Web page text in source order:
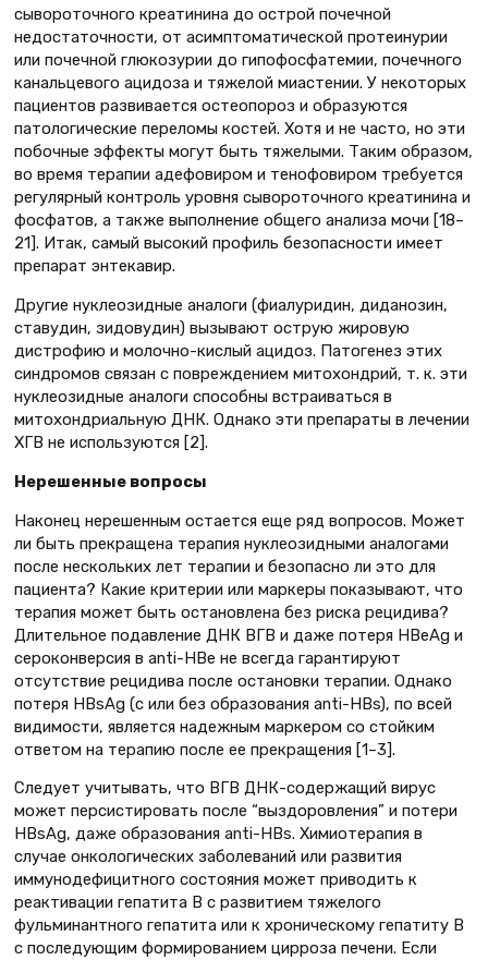
сывороточного креатинина до острой почечной
недостаточности, от асимптоматической протеинурии
или почечной глюкозурии до гипофосфатемии, почечного
канальцевого ацидоза и тяжелой миастении. У некоторых
пациентов развивается остеопороз и образуются
патологические переломы костей. Хотя и не часто, но эти
побочные эффекты могут быть тяжелыми. Таким образом,
во время терапии адефовиром и тенофовиром требуется
регулярный контроль уровня сывороточного креатинина и
фосфатов, а также выполнение общего анализа мочи [18–
21]. Итак, самый высокий профиль безопасности имеет
препарат энтекавир.
Другие нуклеозидные аналоги (фиалуридин, диданозин,
ставудин, зидовудин) вызывают острую жировую
дистрофию и молочно-кислый ацидоз. Патогенез этих
синдромов связан с повреждением митохондрий, т. к. эти
нуклеозидные аналоги способны встраиваться в
митохондриальную ДНК. Однако эти препараты в лечении
ХГВ не используются [2].
Нерешенные вопросы
Наконец нерешенным остается еще ряд вопросов. Может
ли быть прекращена терапия нуклеозидными аналогами
после нескольких лет терапии и безопасно ли это для
пациента? Какие критерии или маркеры показывают, что
терапия может быть остановлена без риска рецидива?
Длительное подавление ДНК ВГВ и даже потеря HBeAg и
сероконверсия в anti-HBe не всегда гарантируют
отсутствие рецидива после остановки терапии. Однако
потеря HBsAg (с или без образования anti-HBs), по всей
видимости, является надежным маркером со стойким
ответом на терапию после ее прекращения [1–3].
Следует учитывать, что ВГВ ДНК-содержащий вирус
может персистировать после “выздоровления” и потери
HBsAg, даже образования anti-HBs. Химиотерапия в
случае онкологических заболеваний или развития
иммунодефицитного состояния может приводить к
реактивации гепатита В с развитием тяжелого
фульминантного гепатита или к хроническому гепатиту В
с последующим формированием цирроза печени. Если